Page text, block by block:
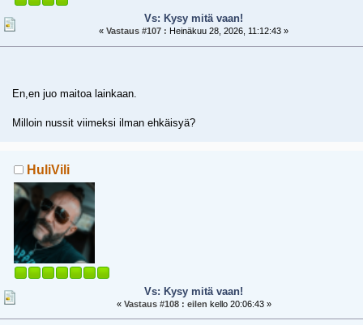
Vs: Kysy mitä vaan!
«Vastaus #107 : Heinäkuu 28, 2026, 11:12:43 »
En,en juo maitoa lainkaan.
Milloin nussit viimeksi ilman ehkäisyä?
HuliVili
Vs: Kysy mitä vaan!
« Vastaus #108 : eilen kello 20:06:43 »